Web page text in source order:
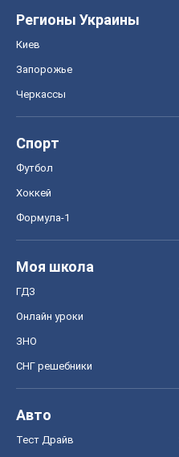
Регионы Украины
Киев
Запорожье
Черкассы
Спорт
Футбол
Хоккей
Формула-1
Моя школа
ГДЗ
Онлайн уроки
ЗНО
СНГ решебники
Авто
Тест Драйв